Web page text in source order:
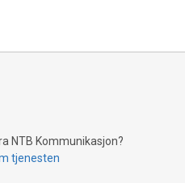
NTB Kommunikasjon?
tjenesten